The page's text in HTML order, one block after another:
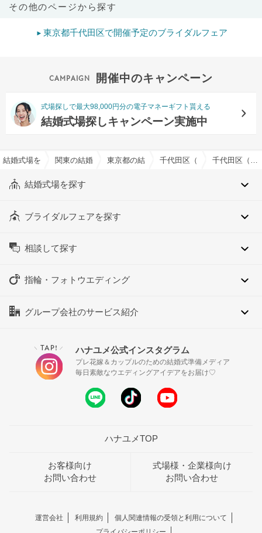
その他のページから探す
東京都千代田区で開催予定のブライダルフェア
開催中のキャンペーン
式場探しで最大98,000円分の電子マネーギフト貰える
結婚式場探しキャンペーン実施中
結婚式場を探すならハナユメ
関東の結婚式場東京都の結婚式場千代田区（東京都）の結婚式
千代田区（東京都）の約110人でおすすめの結婚式場・挙式会場一覧
結婚式場を探す
ブライダルフェアを探す
相談して探す
指輪・フォトウエディング
グループ会社のサービス紹介
＼ TAP! ／ ハナユメ公式インスタグラム
プレ花嫁＆カップルのための結婚式準備メディア
毎日素敵なウエディングアイデアをお届け♡
ハナユメTOP
お客様向け
お問い合わせ
式場様・企業様向け
お問い合わせ
運営会社 利用規約
個人関連情報の受領と利用について